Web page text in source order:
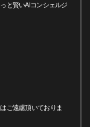
と賢いAIコンシェルジ
ご遠慮頂いておりま